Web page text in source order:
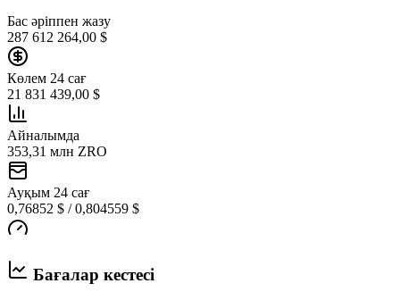
Бас әріппен жазу
287 612 264,00 $
Көлем 24 сағ
21 831 439,00 $
Айналымда
353,31 млн ZRO
Ауқым 24 сағ
0,76852 $ / 0,804559 $
Бағалар кестесі